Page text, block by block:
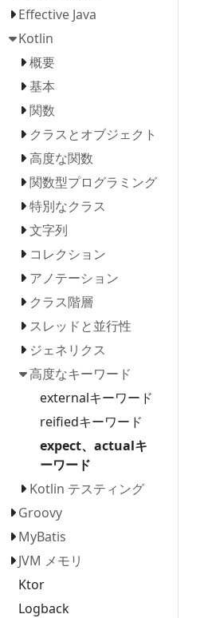
Effective Java
Kotlin
概要
基本
関数
クラスとオブジェクト
高度な関数
関数型プログラミング
特別なクラス
文字列
コレクション
アノテーション
クラス階層
スレッドと並行性
ジェネリクス
高度なキーワード
externalキーワード
reifiedキーワード
expect、actualキ
ーワード
Kotlin テスティング
Groovy
MyBatis
JVM メモリ
Ktor
Logback